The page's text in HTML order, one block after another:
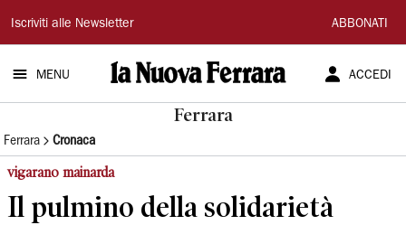
La
Nuova
Ferrara
Iscriviti alle Newsletter ABBONATI
MENU ACCEDI
Ferrara
Ferrara Cronaca
vigarano mainarda
Il pulmino della solidarietà